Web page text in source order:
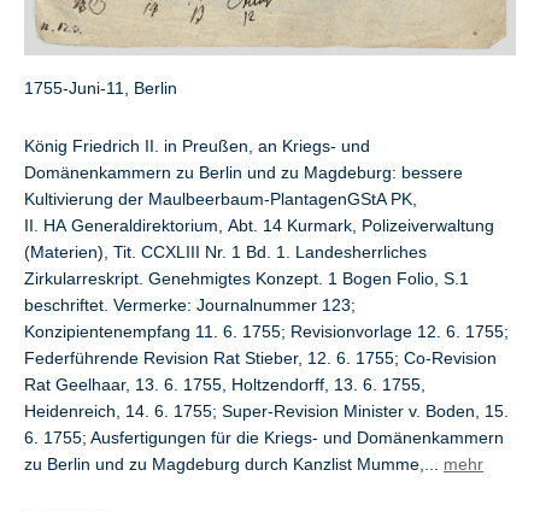
1755-Juni-11, Berlin
König Friedrich II. in Preußen, an Kriegs- und
Domänenkammern zu Berlin und zu Magdeburg: bessere
Kultivierung der Maulbeerbaum-PlantagenGStA PK,
II. HA Generaldirektorium, Abt. 14 Kurmark, Polizeiverwaltung
(Materien), Tit. CCXLIII Nr. 1 Bd. 1. Landesherrliches
Zirkularreskript. Genehmigtes Konzept. 1 Bogen Folio, S.1
beschriftet. Vermerke: Journalnummer 123;
Konzipientenempfang 11. 6. 1755; Revisionvorlage 12. 6. 1755;
Federführende Revision Rat Stieber, 12. 6. 1755; Co-Revision
Rat Geelhaar, 13. 6. 1755, Holtzendorff, 13. 6. 1755,
Heidenreich, 14. 6. 1755; Super-Revision Minister v. Boden, 15.
6. 1755; Ausfertigungen für die Kriegs- und Domänenkammern
zu Berlin und zu Magdeburg durch Kanzlist Mumme,... mehr